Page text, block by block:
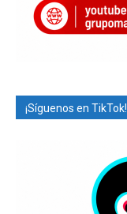
¡Síguenos en TikTok!